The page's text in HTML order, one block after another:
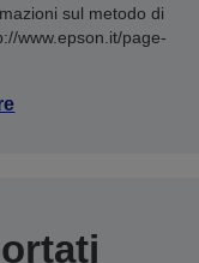
sul metodo di
www.epson.it/page-